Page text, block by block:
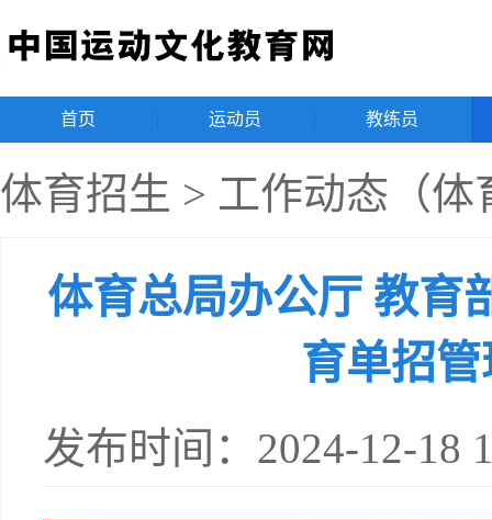
首页 运动员 教练员
体育招生 > 工作动态（体
体育总局办公厅 教育
育单招
发布时间：2024-12-